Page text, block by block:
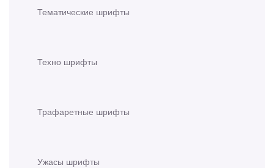
Тематические шрифты
Техно шрифты
Трафаретные шрифты
Ужасы шрифты